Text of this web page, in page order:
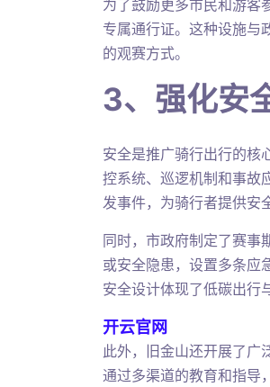
为了鼓励更多市民和游客
专属通行证。这种设施与
的观赛方式。
3、强化安
安全是推广骑行出行的核
控系统、巡逻机制和事故
发事件，为骑行者提供安
同时，市政府制定了赛事
或安全隐患，设置多条应
安全设计体现了低碳出行
开云官网
此外，旧金山还开展了广
通过多渠道的教育和指导